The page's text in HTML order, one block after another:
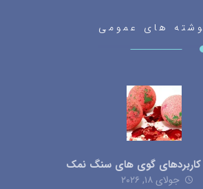
های عمومی
گوی های سنگ نمک
جولای ۱۸, ۲۰۲۶